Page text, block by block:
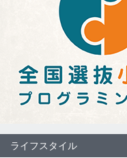
ライフスタイル